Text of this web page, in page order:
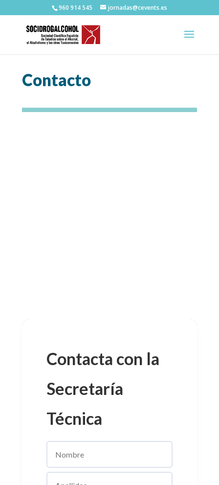
960 914 545 jornadas@cevents.es
Contacto
Contacta con la
Secretaría
Técnica